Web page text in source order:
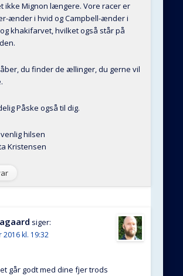
ikke Mignon længere. Vore racer er
ænder i hvid og Campbell-ænder i
khakifarvet, hvilket også står på
du finder de ællinger, du gerne vil
Påske også til dig.
hilsen
Kristensen
siger:
kl. 19:32
går godt med dine fjer trods